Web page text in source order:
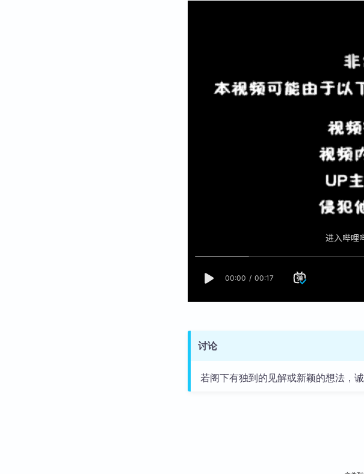
讨论
若阁下有独到的见解或新颖的想法，